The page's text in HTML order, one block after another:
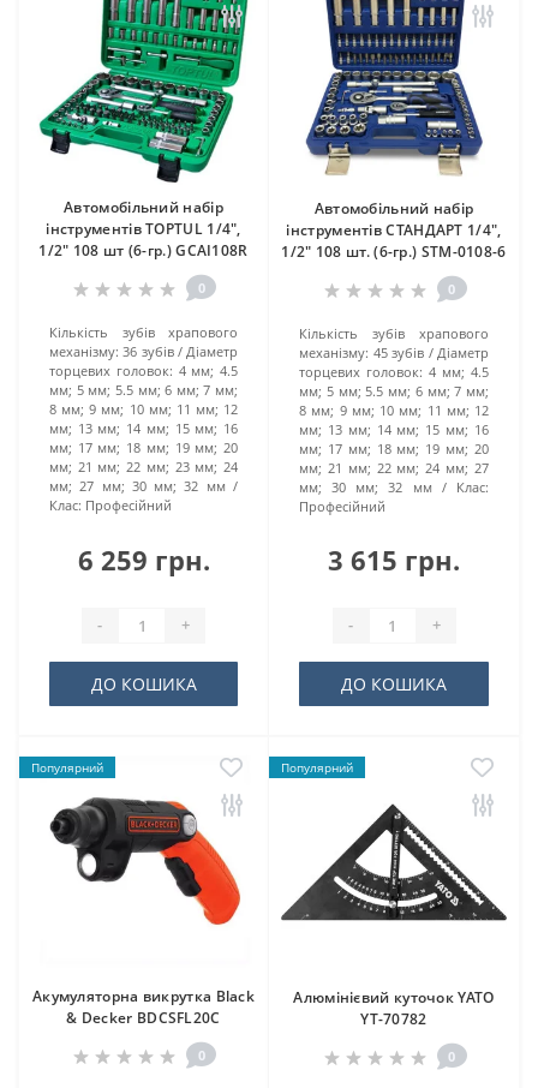
Автомобільний набір
інструментів TOPTUL 1/4",
1/2" 108 шт (6-гр.) GCAI108R
0
Кількість зубів храпового
механізму: 36 зубів
Діаметр
торцевих головок: 4 мм; 4.5
мм; 5 мм; 5.5 мм; 6 мм; 7 мм;
8 мм; 9 мм; 10 мм; 11 мм; 12
мм; 13 мм; 14 мм; 15 мм; 16
мм; 17 мм; 18 мм; 19 мм; 20
мм; 21 мм; 22 мм; 23 мм; 24
мм; 27 мм; 30 мм; 32 мм
Клас: Професійний
6 259 грн.
- +
ДО КОШИКА
Автомобільний набір
інструментів СТАНДАРТ 1/4",
1/2" 108 шт. (6-гр.) STM-0108-6
0
Кількість зубів храпового
механізму: 45 зубів
Діаметр
торцевих головок: 4 мм; 4.5
мм; 5 мм; 5.5 мм; 6 мм; 7 мм;
8 мм; 9 мм; 10 мм; 11 мм; 12
мм; 13 мм; 14 мм; 15 мм; 16
мм; 17 мм; 18 мм; 19 мм; 20
мм; 21 мм; 22 мм; 24 мм; 27
мм; 30 мм; 32 мм
Клас:
Професійний
3 615 грн.
- +
ДО КОШИКА
Популярний
Акумуляторна викрутка Black
& Decker BDCSFL20C
0
Популярний
Алюмінієвий куточок YATO
YT-70782
0